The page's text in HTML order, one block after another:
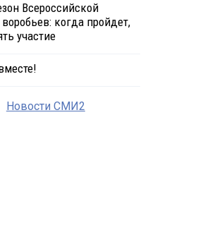
Всероссийской
когда пройдет,
участие
Новости СМИ2